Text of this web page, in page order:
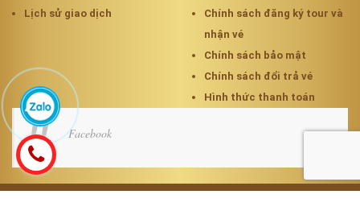
Lịch sử giao dịch
Chính sách đăng ký tour và
nhận vé
Chính sách bảo mật
Chính sách đổi trả vé
Hình thức thanh toán
Facebook